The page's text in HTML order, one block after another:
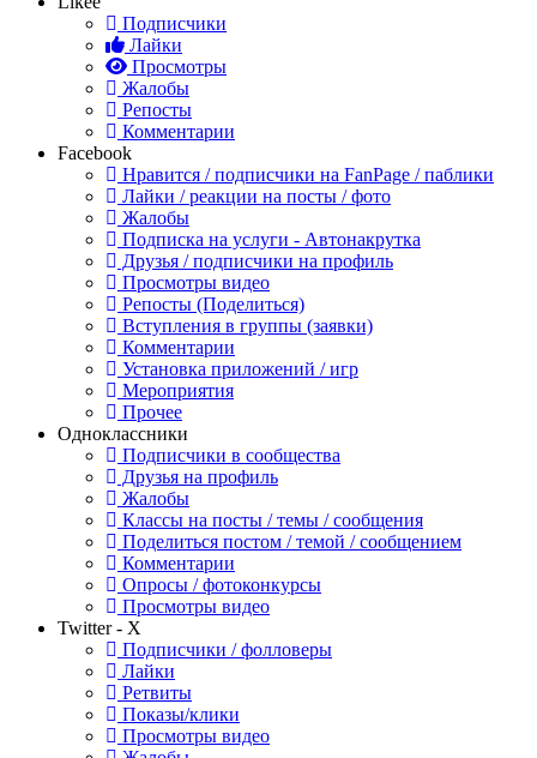
Подписчики
Лайки
Просмотры
Жалобы
Репосты
Комментарии
Facebook
Нравится / подписчики на FanPage / паблики
Лайки / реакции на посты / фото
Жалобы
Подписка на услуги - Автонакрутка
Друзья / подписчики на профиль
Просмотры видео
Репосты (Поделиться)
Вступления в группы (заявки)
Комментарии
Установка приложений / игр
Мероприятия
Прочее
Одноклассники
Подписчики в сообщества
Друзья на профиль
Жалобы
Классы на посты / темы / сообщения
Поделиться постом / темой / сообщением
Комментарии
Опросы / фотоконкурсы
Просмотры видео
Twitter - X
Подписчики / фолловеры
Лайки
Ретвиты
Показы/клики
Просмотры видео